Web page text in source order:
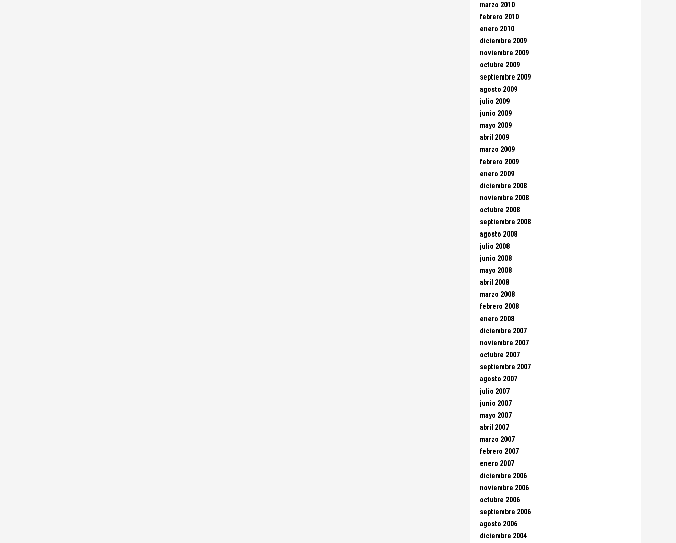
marzo 2010
febrero 2010
enero 2010
diciembre 2009
noviembre 2009
octubre 2009
septiembre 2009
agosto 2009
julio 2009
junio 2009
mayo 2009
abril 2009
marzo 2009
febrero 2009
enero 2009
diciembre 2008
noviembre 2008
octubre 2008
septiembre 2008
agosto 2008
julio 2008
junio 2008
mayo 2008
abril 2008
marzo 2008
febrero 2008
enero 2008
diciembre 2007
noviembre 2007
octubre 2007
septiembre 2007
agosto 2007
julio 2007
junio 2007
mayo 2007
abril 2007
marzo 2007
febrero 2007
enero 2007
diciembre 2006
noviembre 2006
octubre 2006
septiembre 2006
agosto 2006
diciembre 2004